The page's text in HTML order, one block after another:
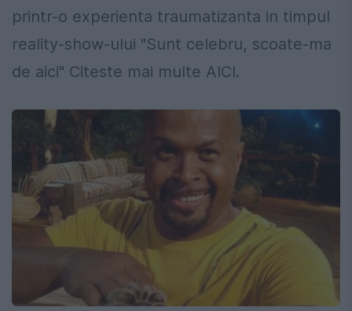
printr-o experienta traumatizanta in timpul
reality-show-ului "Sunt celebru, scoate-ma
de aici" Citeste mai multe AICI.